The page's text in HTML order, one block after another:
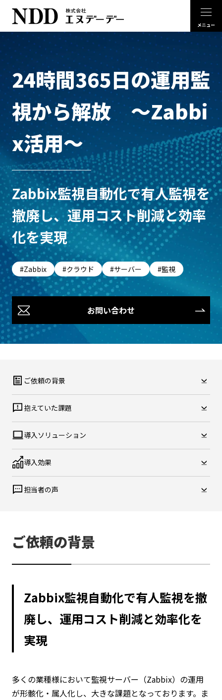
24時間365日の運用監
視から解放 ～Zabbi
x活用～
Zabbix監視自動化で有人監視を
撤廃し、運用コスト削減と効率
化を実現
Zabbix クラウド サーバー 監視
お問い合わせ
ご依頼の背景
抱えていた課題
導入ソリューション
導入効果
担当者の声
ご依頼の背景
Zabbix監視自動化で有人監視を撤
廃し、運用コスト削減と効率化を
実現
多くの業種様において監視サーバー（Zabbix）の運用
が形骸化・属人化し、大きな課題となっております。ま